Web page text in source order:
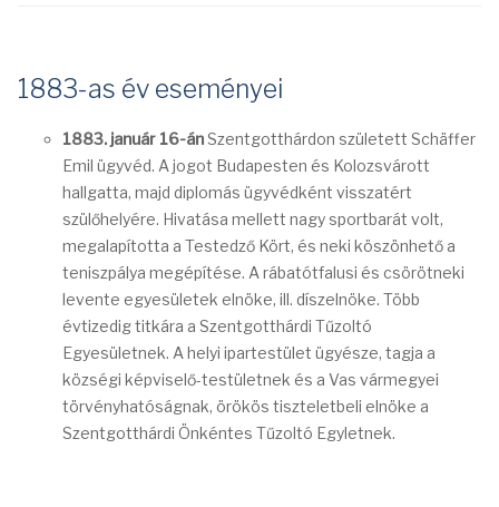
1883-as év eseményei
1883. január 16-ánSzentgotthárdon született Schäffer
Emil ügyvéd. A jogot Budapesten és Kolozsvárott
hallgatta, majd diplomás ügyvédként visszatért
szülőhelyére. Hivatása mellett nagy sportbarát volt,
megalapította a Testedző Kört, és neki köszönhető a
teniszpálya megépítése. A rábatótfalusi és csörötneki
levente egyesületek elnöke, ill. díszelnöke. Több
évtizedig titkára a Szentgotthárdi Tűzoltó
Egyesületnek. A helyi ipartestület ügyésze, tagja a
községi képviselő-testületnek és a Vas vármegyei
törvényhatóságnak, örökös tiszteletbeli elnöke a
Szentgotthárdi Önkéntes Tűzoltó Egyletnek.